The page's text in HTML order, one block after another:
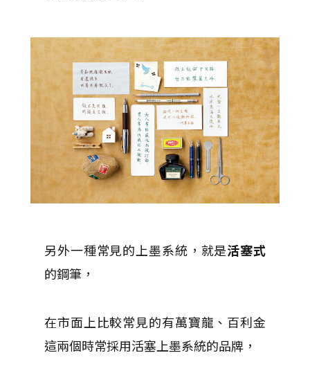
另外一種常見的上墨系統，就是活塞式
的鋼筆，
在市面上比較常見的有萬寶龍、百利金
這兩個時常採用活塞上墨系統的品牌，